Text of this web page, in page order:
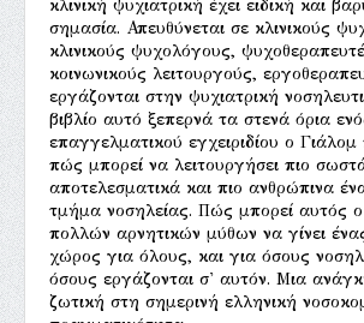
κλινική ψυχιατρική έχει ειδική και
σημασία. Απευθύνεται σε κλινικούς
κλινικούς ψυχολόγους,
κοινωνικούς λειτουργούς,
εργάζονται στην ψυχιατρική
βιβλίο αυτό ξεπερνά τα στενά όρια
επαγγελματικού εγχειριδίου ο Γιάλομ
πώς μπορεί να λειτουργήσει πιο
αποτελεσματικά και πιο ανθρώπινα
τμήμα νοσηλείας. Πώς μπορεί αυτός
πολλών αρνητικών μύθων να γίνει
χώρος για όλους, και για όσους
όσους εργάζονται σ' αυτόν. Μια
ζωτική στη σημερινή ελληνική